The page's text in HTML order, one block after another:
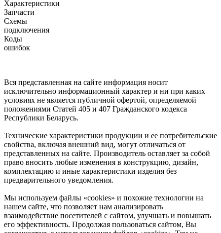
Характеристики
Запчасти
Схемы
подключения
Коды
ошибок
Вся представленная на сайте информация носит
исключительно информационный характер и ни при каких
условиях не является публичной офертой, определяемой
положениями Статей 405 и 407 Гражданского кодекса
Республики Беларусь.
Технические характеристики продукции и ее потребительские
свойства, включая внешний вид, могут отличаться от
представленных на сайте. Производитель оставляет за собой
право вносить любые изменения в конструкцию, дизайн,
комплектацию и иные характеристики изделия без
предварительного уведомления.
Мы используем файлы «cookies» и похожие технологии на
нашем сайте, что позволяет нам анализировать
взаимодействие посетителей с сайтом, улучшать и повышать
его эффективность. Продолжая пользоваться сайтом, Вы